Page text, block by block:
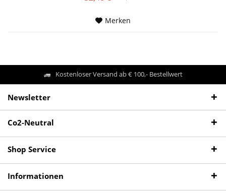
Merken
Kostenloser Versand ab € 100,- Bestellwert
Newsletter
Co2-Neutral
Shop Service
Informationen